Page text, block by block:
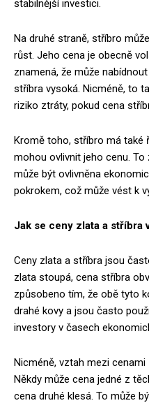
stabilnější investici.
Na druhé straně, stříbro
růst. Jeho cena je obecně
znamená, že může
stříbra vysoká. Nicméně, to
riziko ztráty, pokud cena
Kromě toho, stříbro má také
mohou ovlivnit jeho cenu.
může být ovlivněna
pokrokem, což může vést k
Jak se ceny zlata a stříbra
Ceny zlata a stříbra jsou
zlata stoupá, cena stříbra
způsobeno tím, že obě tyto
drahé kovy a jsou často
investory v časech
Nicméně, vztah mezi cenami
Někdy může cena jedné z
cena druhé klesá. To může